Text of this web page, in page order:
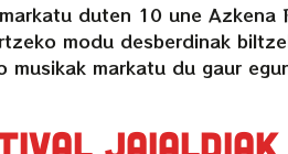
duten 10 une
modu desberdinak
musikak markatu du gaur